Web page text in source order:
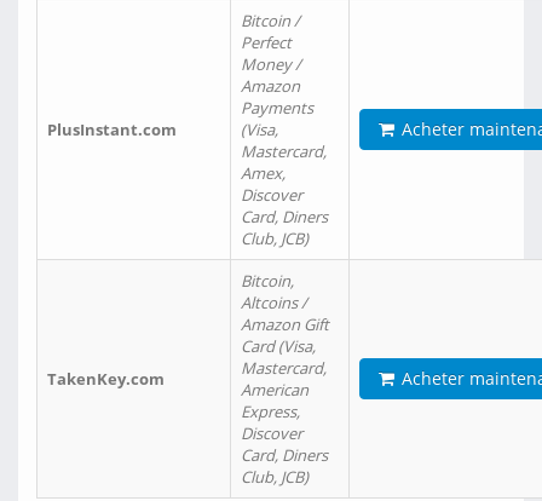
PlusInstant.com
Bitcoin /
Perfect
Money /
Amazon
Payments
(Visa,
Mastercard,
Amex,
Discover
Card, Diners
Club, JCB)
Acheter
TakenKey.com
Bitcoin,
Altcoins /
Amazon Gift
Card (Visa,
Mastercard,
American
Express,
Discover
Card, Diners
Club, JCB)
Acheter